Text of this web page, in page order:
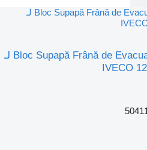
صمام الهواء Bloc Supapă Frână de Evacuare 5801459250 لـ